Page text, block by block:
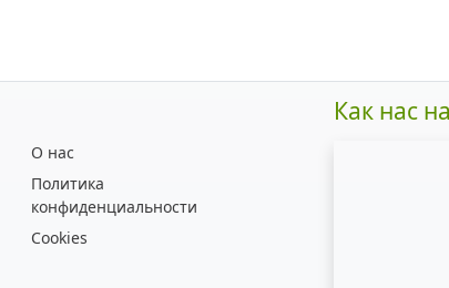
О нас
Политика
конфиденциальности
Cookies
Как нас